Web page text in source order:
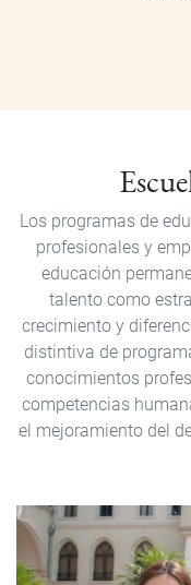
Los programas de
profesionales y
educación
talento como
crecimiento y
distintiva de
conocimientos
competencias
el mejoramiento del